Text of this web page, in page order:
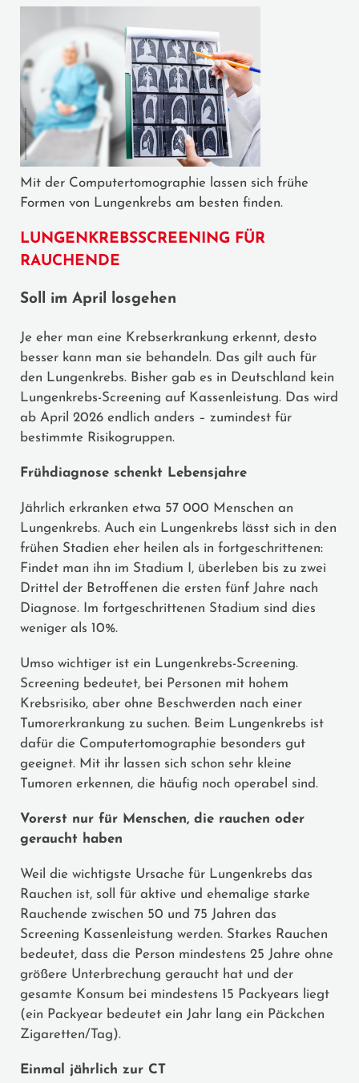
Mit der Computertomographie lassen sich frühe
Formen von Lungenkrebs am besten finden.
LUNGENKREBSSCREENING FÜR
RAUCHENDE
Soll im April losgehen
Je eher man eine Krebserkrankung erkennt, desto
besser kann man sie behandeln. Das gilt auch für
den Lungenkrebs. Bisher gab es in Deutschland kein
Lungenkrebs-Screening auf Kassenleistung. Das wird
ab April 2026 endlich anders – zumindest für
bestimmte Risikogruppen.
Frühdiagnose schenkt Lebensjahre
Jährlich erkranken etwa 57 000 Menschen an
Lungenkrebs. Auch ein Lungenkrebs lässt sich in den
frühen Stadien eher heilen als in fortgeschrittenen:
Findet man ihn im Stadium I, überleben bis zu zwei
Drittel der Betroffenen die ersten fünf Jahre nach
Diagnose. Im fortgeschrittenen Stadium sind dies
weniger als 10%.
Umso wichtiger ist ein Lungenkrebs-Screening.
Screening bedeutet, bei Personen mit hohem
Krebsrisiko, aber ohne Beschwerden nach einer
Tumorerkrankung zu suchen. Beim Lungenkrebs ist
dafür die Computertomographie besonders gut
geeignet. Mit ihr lassen sich schon sehr kleine
Tumoren erkennen, die häufig noch operabel sind.
Vorerst nur für Menschen, die rauchen oder
geraucht haben
Weil die wichtigste Ursache für Lungenkrebs das
Rauchen ist, soll für aktive und ehemalige starke
Rauchende zwischen 50 und 75 Jahren das
Screening Kassenleistung werden. Starkes Rauchen
bedeutet, dass die Person mindestens 25 Jahre ohne
größere Unterbrechung geraucht hat und der
gesamte Konsum bei mindestens 15 Packyears liegt
(ein Packyear bedeutet ein Jahr lang ein Päckchen
Zigaretten/Tag).
Einmal jährlich zur CT